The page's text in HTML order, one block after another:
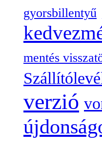
gyorsbillentyű
mentés
verzió